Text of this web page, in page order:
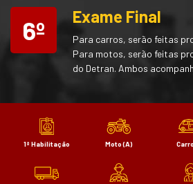
6º Exame Final
Para carros, serão feitas
Para motos, serão feitas
do Detran. Ambos
1ª Habilitação Moto (A)